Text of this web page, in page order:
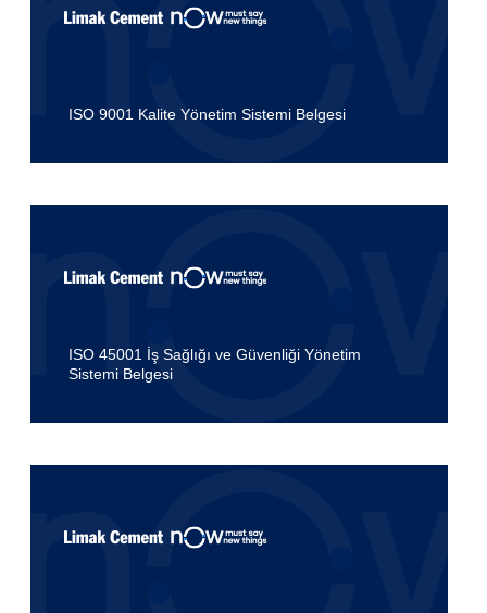
ISO 9001 Kalite Yönetim Sistemi Belgesi
ISO 45001 İş Sağlığı ve Güvenliği Yönetim
Sistemi Belgesi